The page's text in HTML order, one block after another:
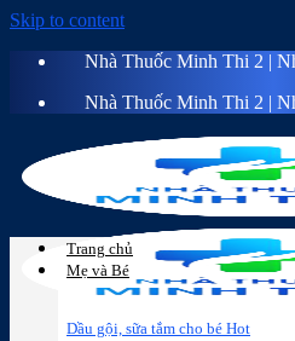
Skip to content
Nhà Thuốc Minh Thi 2 |
Nhà Thuốc Minh Thi 2 |
Trang chủ
Mẹ và Bé
Dầu gội, sữa tắm cho bé